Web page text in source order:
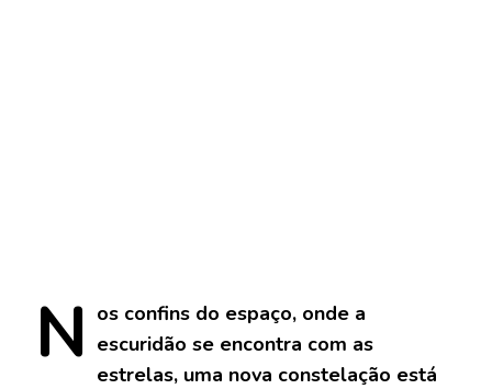
N os confins do espaço, onde a
escuridão se encontra com as
estrelas, uma nova constelação está